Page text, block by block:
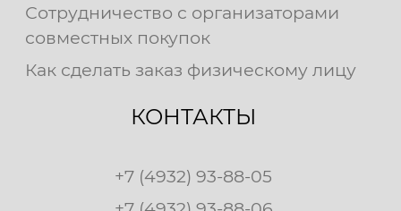
Сотрудничество с организаторами
совместных покупок
Как сделать заказ физическому лицу
КОНТАКТЫ
+7 (4932) 93-88-05